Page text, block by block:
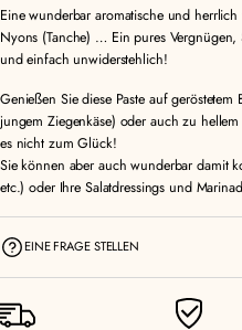
Eine wunderbar aromatische und
Nyons (Tanche) … Ein pures
und einfach unwiderstehlich!
Genießen Sie diese Paste auf
jungem Ziegenkäse) oder auch zu
es nicht zum Glück!
Sie können aber auch wunderbar damit
etc.) oder Ihre Salatdressings und
EINE FRAGE STELLEN